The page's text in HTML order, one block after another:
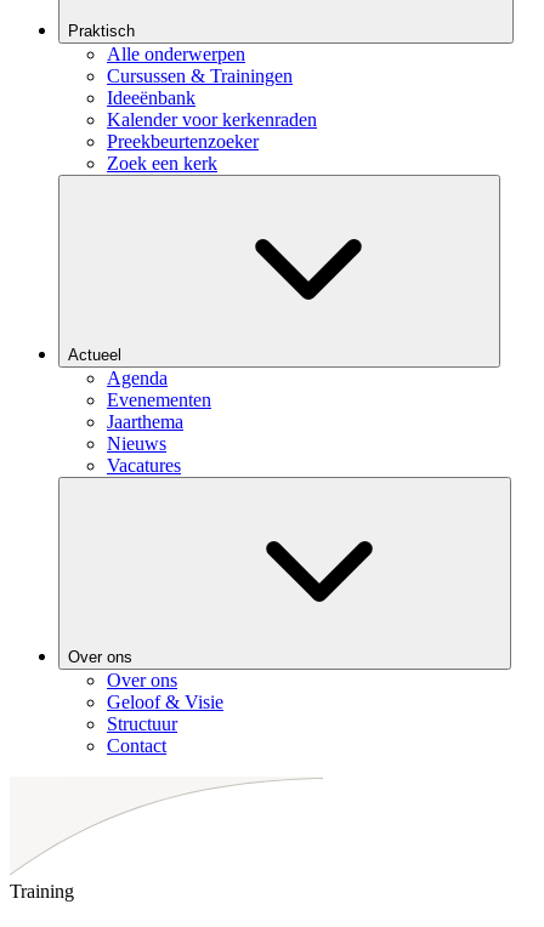
Praktisch
Alle onderwerpen
Cursussen & Trainingen
Ideeënbank
Kalender voor kerkenraden
Preekbeurtenzoeker
Zoek een kerk
Actueel
Agenda
Evenementen
Jaarthema
Nieuws
Vacatures
Over ons
Over ons
Geloof & Visie
Structuur
Contact
Training